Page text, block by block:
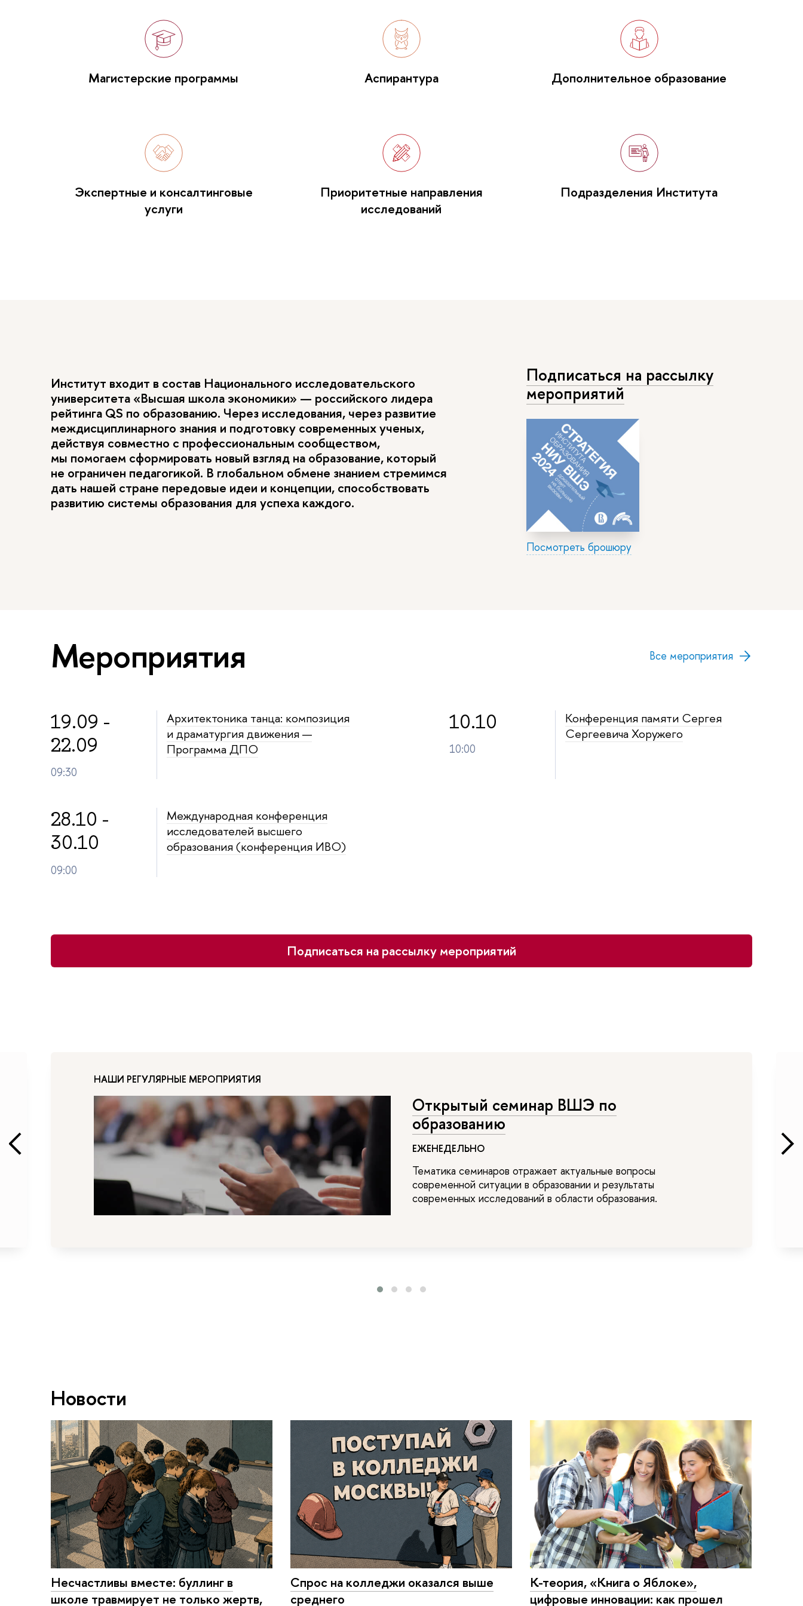
Магистерские программы Аспирантура Дополнительное образование
Экспертные и консалтинговые
услуги
Приоритетные направления
исследований
Подразделения Института
Институт входит в состав Национального исследовательского
университета «Высшая школа экономики» — российского лидера
рейтинга QS по образованию. Через исследования, через развитие
междисциплинарного знания и подготовку современных ученых,
действуя совместно с профессиональным сообществом,
мы помогаем сформировать новый взгляд на образование, который
не ограничен педагогикой. В глобальном обмене знанием стремимся
дать нашей стране передовые идеи и концепции, способствовать
развитию системы образования для успеха каждого.
Подписаться на рассылку
мероприятий
Посмотреть брошюру
Мероприятия Все мероприятия
19.09 -
22.09
09:30
Архитектоника танца: композиция
и драматургия движения —
Программа ДПО
10.10
10:00
Конференция памяти Сергея
Сергеевича Хоружего
28.10 -
30.10
09:00
Международная конференция
исследователей высшего
образования (конференция ИВО)
Подписаться на рассылку мероприятий
НАШИ РЕГУЛЯРНЫЕ МЕРОПРИЯТИЯ
Открытый семинар ВШЭ по
образованию
ЕЖЕНЕДЕЛЬНО
Тематика семинаров отражает актуальные вопросы
современной ситуации в образовании и результаты
современных исследований в области образования.
Новости
Несчастливы вместе: буллинг в
школе травмирует не только жертв,
Спрос на колледжи оказался выше
среднего
К-теория, «Книга о Яблоке»,
цифровые инновации: как прошел